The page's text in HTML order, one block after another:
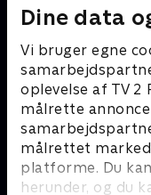
Dine data
Vi bruger egne
oplevelse af TV 2
målrette
målrettet
platforme. Du
herunder, og du
AftenCatalonien
Cykling